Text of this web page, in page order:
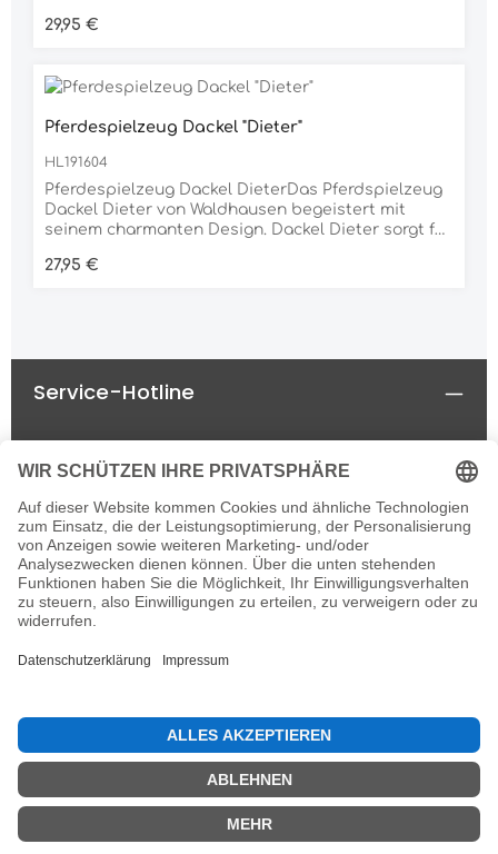
HolzwolleTaue zum Ziehen und KnabbernMaße: H
Regulärer Preis:
29,95 €
Pferdespielzeug Dackel "Dieter"
HL191604
Pferdespielzeug Dackel DieterDas Pferdspielzeug
Dackel Dieter von Waldhausen begeistert mit
seinem charmanten Design. Dackel Dieter sorgt für
Durch Drücken seines Bauches wird ein lustiges
Klettverschlusses einfach entfernt oder
Regulärer Preis:
27,95 €
Service-Hotline
Rechtliches
Informationen
Newsletter
© 2026 horseland-speyer.de - einzelne Rechte
vorbehalten, with
byIT&MORE e.K.
Alle Preise inkl. gesetzl. Mehrwertsteuer zzgl.
Versandkostenund ggf. Nachnahmegebühren, wenn
nicht anders angegeben.